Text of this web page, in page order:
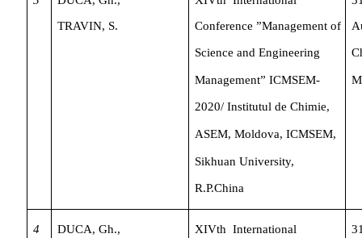
TRAVIN, S. Conference ”Management of
Science and Engineering
Management” ICMSEM-
2020/ Institutul de Chimie,
ASEM, Moldova, ICMSEM,
Sikhuan University,
R.P.China
4 DUCA, Gh., XIVth International